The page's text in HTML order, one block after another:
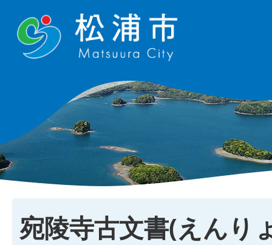
宛陵寺古文書(えんり